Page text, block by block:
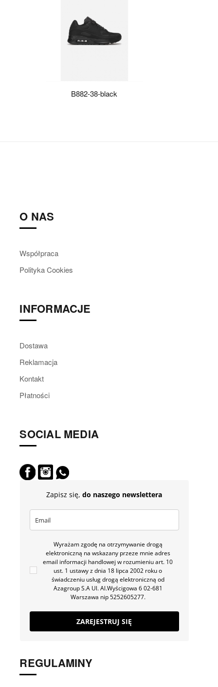
B882-38-black
O NAS
Współpraca
Polityka Cookies
INFORMACJE
Dostawa
Reklamacja
Kontakt
Płatności
SOCIAL MEDIA
Zapisz się, do naszego newslettera
Wyrażam zgodę na otrzymywanie drogą
elektroniczną na wskazany przeze mnie adres
email informacji handlowej w rozumieniu art. 10
ust. 1 ustawy z dnia 18 lipca 2002 roku o
świadczeniu usług drogą elektroniczną od
Azagroup S.A Ul. Al.Wyścigowa 6 02-681
Warszawa nip 5252605277.
ZAREJESTRUJ SIĘ
REGULAMINY